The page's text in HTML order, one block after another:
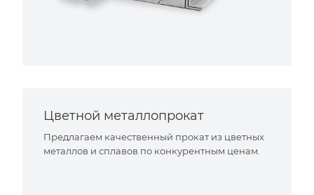
Цветной металлопрокат
Предлагаем качественный прокат из цветных
металлов и сплавов по конкурентным ценам.